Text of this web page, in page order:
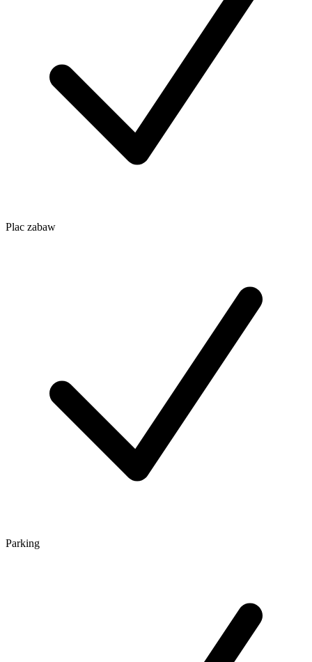
Plac zabaw
Parking